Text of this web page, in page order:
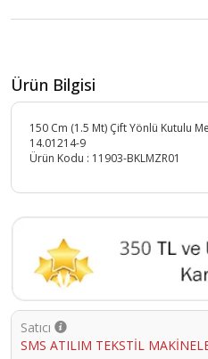
Ürün Bilgisi
150 Cm (1.5 Mt) Çift Yönlü Kutulu
14.01214-9
Ürün Kodu : 11903-BKLMZR01
Satıcı
SMS ATILIM TEKSTİL